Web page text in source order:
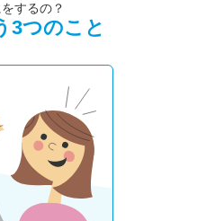
するの？
3つのこと